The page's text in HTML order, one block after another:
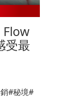
Flow
受最
#秘境#